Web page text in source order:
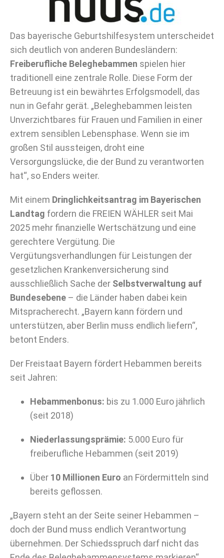
Das bayerische Geburtshilfesystem unterscheidet
sich deutlich von anderen Bundesländern:
Freiberufliche Beleghebammen spielen hier
traditionell eine zentrale Rolle. Diese Form der
Betreuung ist ein bewährtes Erfolgsmodell, das
nun in Gefahr gerät. „Beleghebammen leisten
Unverzichtbares für Frauen und Familien in einer
extrem sensiblen Lebensphase. Wenn sie im
großen Stil aussteigen, droht eine
Versorgungslücke, die der Bund zu verantworten
hat“, so Enders weiter.
Mit einem Dringlichkeitsantrag im Bayerischen
Landtag fordern die FREIEN WÄHLER seit Mai
2025 mehr finanzielle Wertschätzung und eine
gerechtere Vergütung. Die
Vergütungsverhandlungen für Leistungen der
gesetzlichen Krankenversicherung sind
ausschließlich Sache der Selbstverwaltung auf
Bundesebene – die Länder haben dabei kein
Mitspracherecht. „Bayern kann fördern und
unterstützen, aber Berlin muss endlich liefern“,
betont Enders.
Der Freistaat Bayern fördert Hebammen bereits
seit Jahren:
Hebammenbonus: bis zu 1.000 Euro jährlich
(seit 2018)
Niederlassungsprämie: 5.000 Euro für
freiberufliche Hebammen (seit 2019)
Über 10 Millionen Euro an Fördermitteln sind
bereits geflossen.
„Bayern steht an der Seite seiner Hebammen –
doch der Bund muss endlich Verantwortung
übernehmen. Der Schiedsspruch darf nicht das